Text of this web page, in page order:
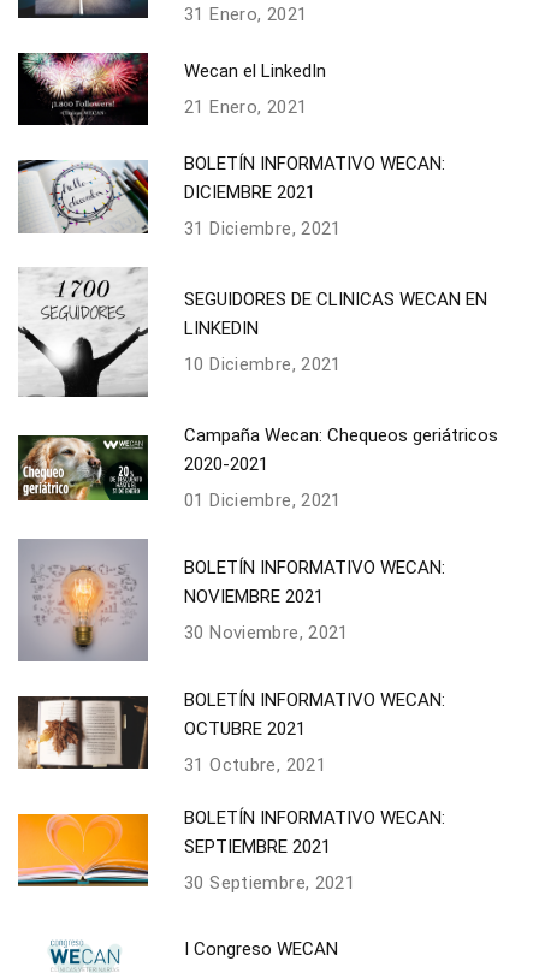
31 Enero, 2021
Wecan el LinkedIn
21 Enero, 2021
BOLETÍN INFORMATIVO WECAN:
DICIEMBRE 2021
31 Diciembre, 2021
SEGUIDORES DE CLINICAS WECAN EN
LINKEDIN
10 Diciembre, 2021
Campaña Wecan: Chequeos geriátricos
2020-2021
01 Diciembre, 2021
BOLETÍN INFORMATIVO WECAN:
NOVIEMBRE 2021
30 Noviembre, 2021
BOLETÍN INFORMATIVO WECAN:
OCTUBRE 2021
31 Octubre, 2021
BOLETÍN INFORMATIVO WECAN:
SEPTIEMBRE 2021
30 Septiembre, 2021
I Congreso WECAN